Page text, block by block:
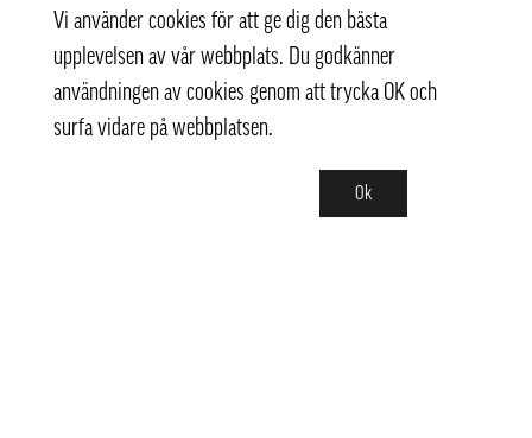
Vi använder cookies för att ge dig den bästa
upplevelsen av vår webbplats. Du godkänner
användningen av cookies genom att trycka OK och
surfa vidare på webbplatsen.
Ok